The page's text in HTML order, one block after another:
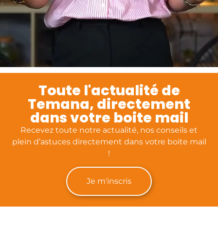
Toute l'actualité de
Temana, directement
dans votre boite mail
Recevez toute notre actualité, nos conseils et
plein d’astuces directement dans votre boite mail
!
Je m'inscris